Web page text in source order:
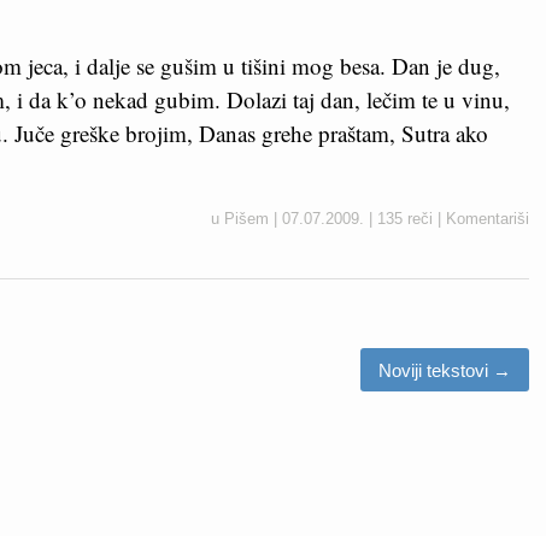
jeca, i dalje se gušim u tišini mog besa. Dan je dug,
i da k’o nekad gubim. Dolazi taj dan, lečim te u vinu,
greške brojim, Danas grehe praštam, Sutra ako
u Pišem 07.07.2009. 135 reči Komentariši
Noviji tekstovi →